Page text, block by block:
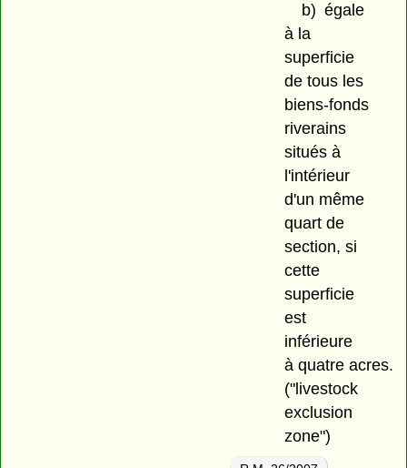
b) égale
à la
superficie
de tous les
biens-fonds
riverains
situés à
l'intérieur
d'un même
quart de
section, si
cette
superficie
est
inférieure
à quatre acres.
("livestock
exclusion
zone")